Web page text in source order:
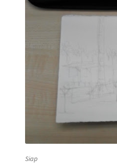
Siap